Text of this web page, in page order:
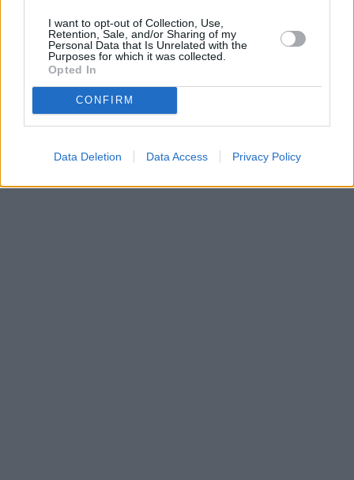
I want to opt-out of Collection, Use,
Retention, Sale, and/or Sharing of my
Personal Data that Is Unrelated with the
Purposes for which it was collected.
Opted In
CONFIRM
Data Deletion Data Access Privacy Policy
Parabola.cz- web o satelitní, terestrické a kabelové televizi, ©
O webu parabola.cz•O souborech cookies•Inzerce
Kontakt
Dovolená u moře •Bazény